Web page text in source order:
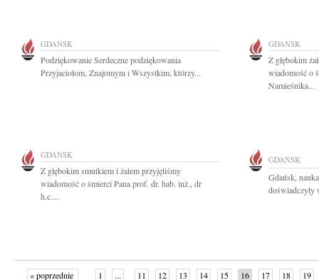
GDAŃSK
Podziękowanie Serdeczne podziękowania
Przyjaciołom, Znajomym i Wszystkim, którzy...
GDAŃSK
Z głębokim
wiadomość o
Namieśnika...
GDAŃSK
Z głębokim smutkiem i żalem przyjęliśmy
wiadomość o śmierci Pana prof. dr. hab. inż., dr
h.c....
GDAŃSK
Gdańsk,
doświadczyły
« poprzednie 1 ... 11 12 13 14 15 16 17 18 19